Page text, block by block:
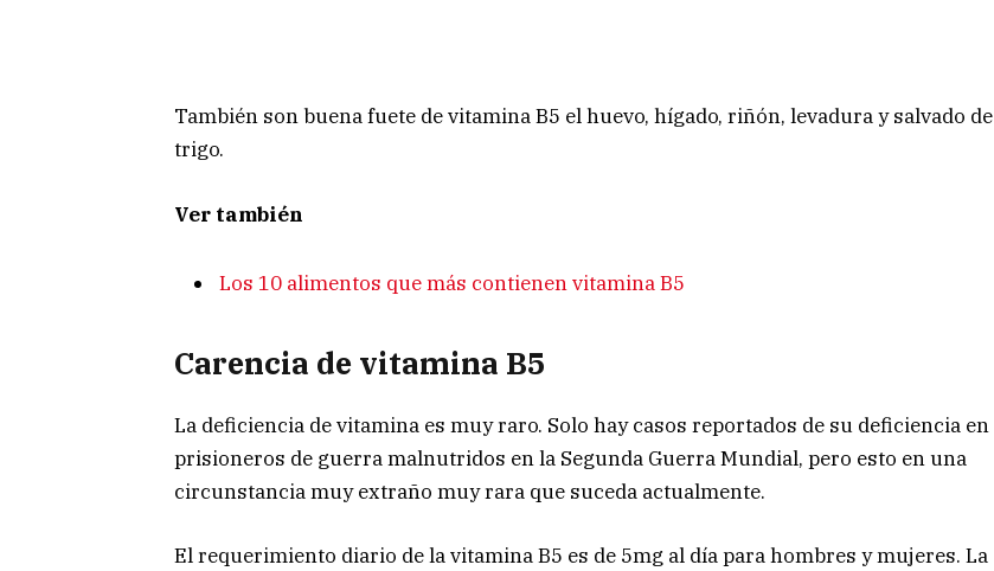
También son buena fuete de vitamina B5 el huevo, hígado, riñón, levadura y salvado de
trigo.
Ver también
Los 10 alimentos que más contienen vitamina B5
Carencia de vitamina B5
La deficiencia de vitamina es muy raro. Solo hay casos reportados de su deficiencia en
prisioneros de guerra malnutridos en la Segunda Guerra Mundial, pero esto en una
circunstancia muy extraño muy rara que suceda actualmente.
El requerimiento diario de la vitamina B5 es de 5mg al día para hombres y mujeres. La